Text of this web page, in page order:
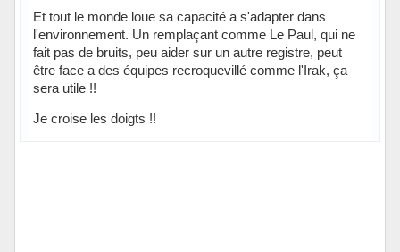
Et tout le monde loue sa capacité a s'adapter dans
l'environnement. Un remplaçant comme Le Paul, qui ne
fait pas de bruits, peu aider sur un autre registre, peut
être face a des équipes recroquevillé comme l'Irak, ça
sera utile !!
Je croise les doigts !!